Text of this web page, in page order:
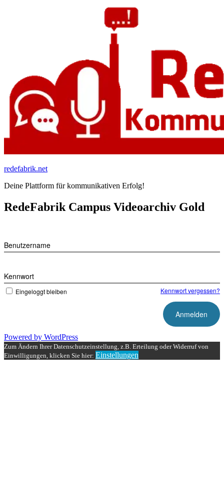
redefabrik.net
Deine Plattform für kommunikativen Erfolg!
RedeFabrik Campus Videoarchiv Gold
Benutzername
Kennwort
Eingeloggt bleiben Kennwort vergessen?
Powered by WordPress
Zum Ändern Ihrer Datenschutzeinstellung, z.B. Erteilung oder Widerruf von
Einwilligungen, klicken Sie hier: Einstellungen